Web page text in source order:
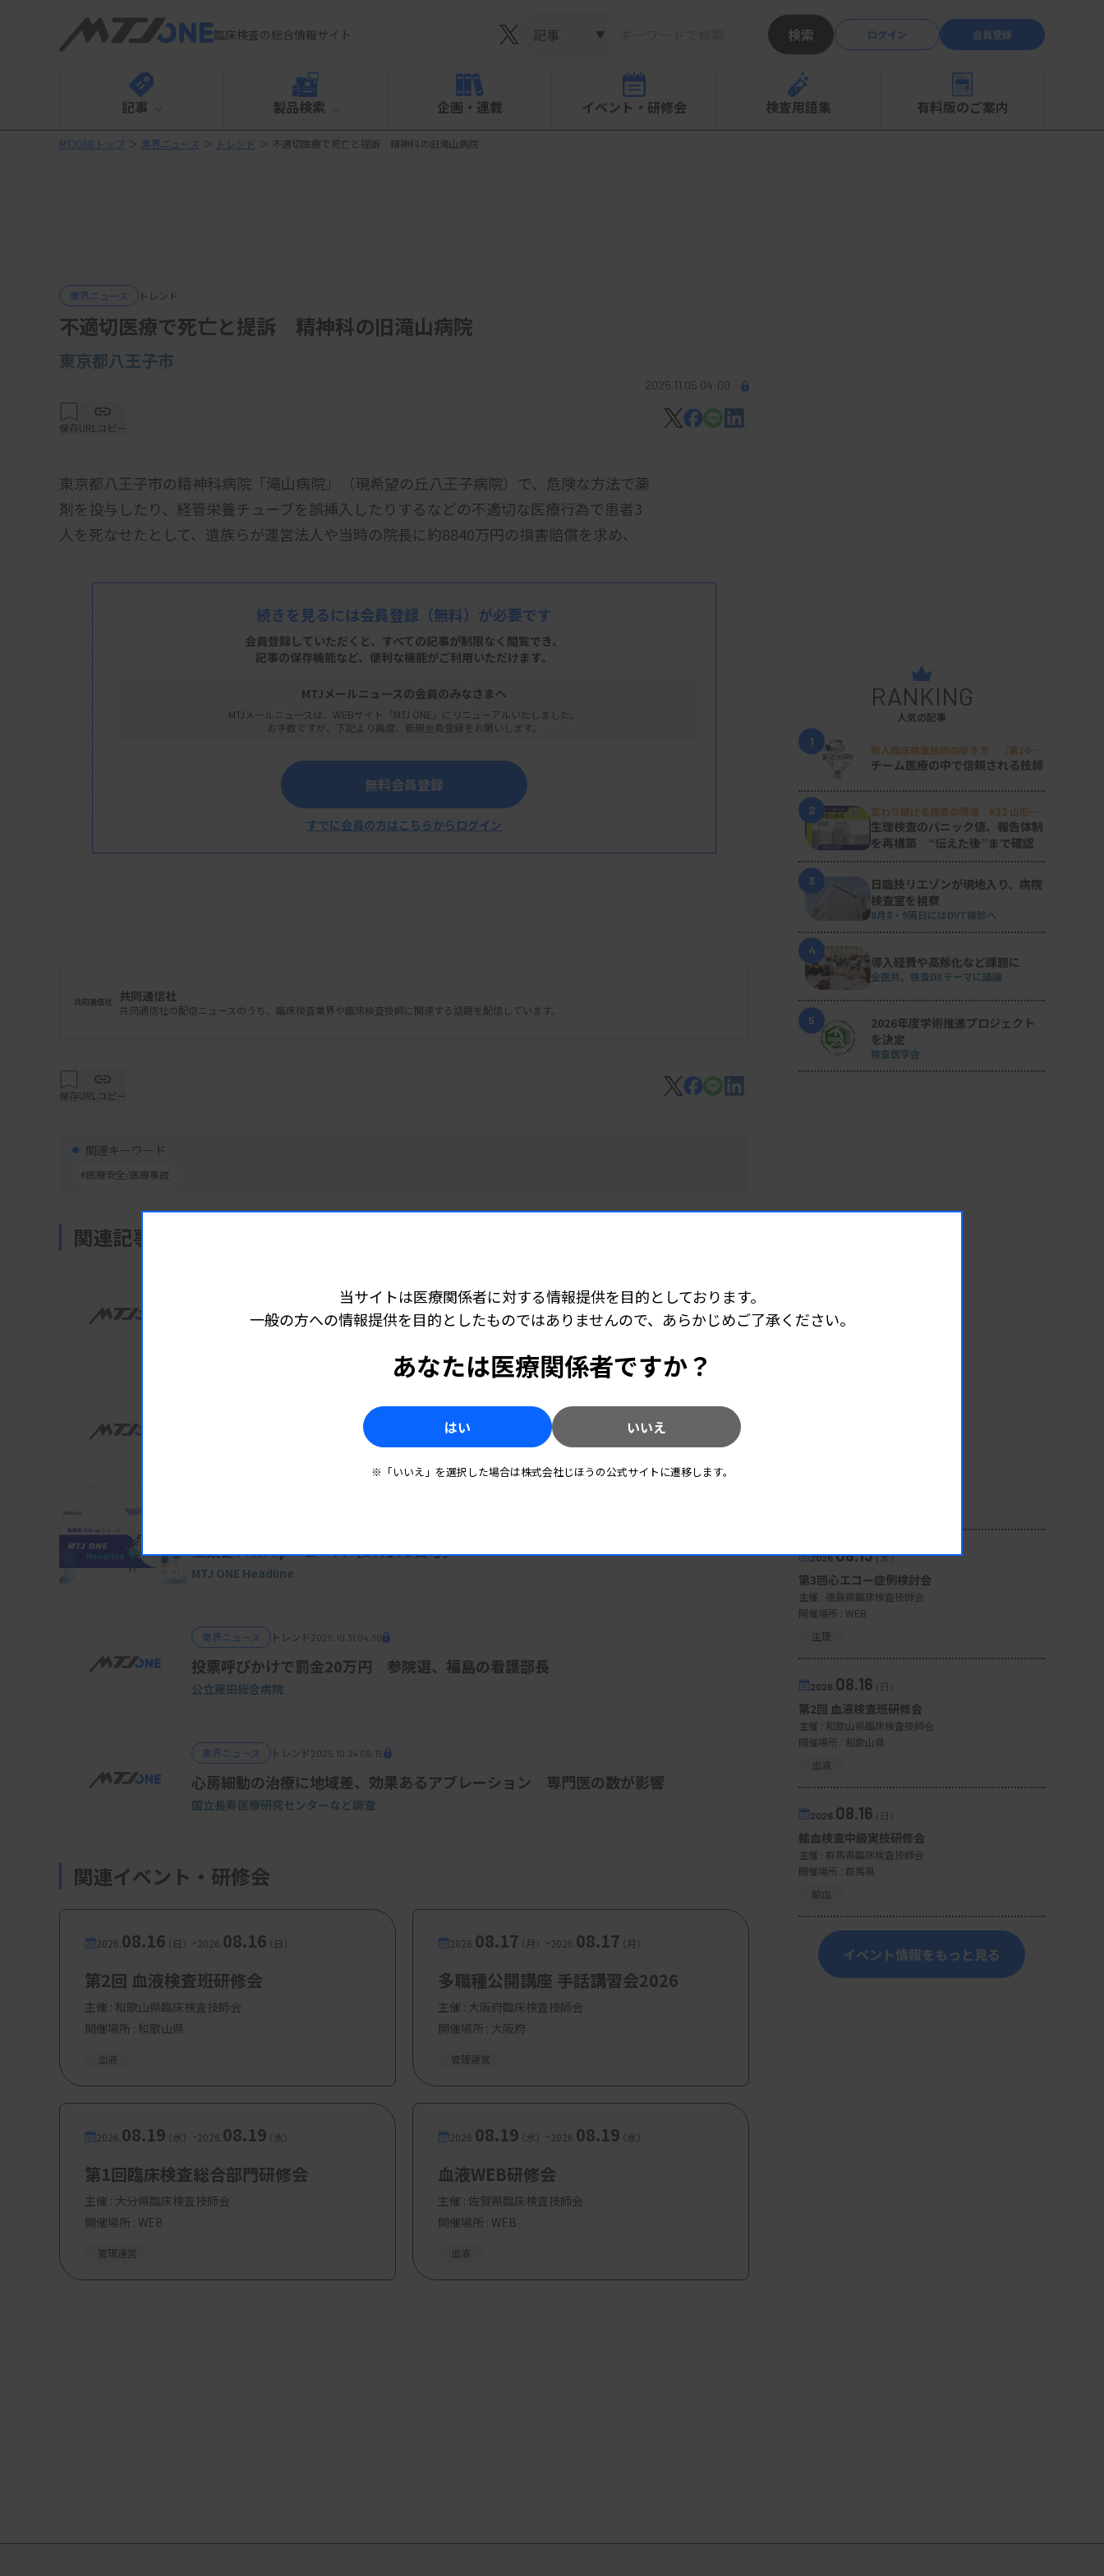
臨床検査の総合情報サイト ▼ 検索 ログイン 会員登録
記事 製品検索 企画・連載 イベント・研修会 検査用語集 有料版のご案内
MTJONEトップ ＞ 業界ニュース ＞ トレンド ＞ 不適切医療で死亡と提訴 精神科の旧滝山病院
業界ニュース トレンド
不適切医療で死亡と提訴 精神科の旧滝山病院
東京都八王子市
2025.11.05 04:00
保存URLコピー
東京都八王子市の精神科病院「滝山病院」（現希望の丘八王子病院）で、危険な方法で薬
剤を投与したり、経管栄養チューブを誤挿入したりするなどの不適切な医療行為で患者3
人を死なせたとして、遺族らが運営法人や当時の院長に約8840万円の損害賠償を求め、
ナーゼ」の持続投与を開始。出血が促され、胸腔内に血液がたまる「血胸」が悪化した後
も投与を続け、最終的に多臓器不全で22年1月に77歳で死亡した。院長は投与の根拠とし
また、右足に重い血流障害があった別の患者に必要な措置をせず、壊疽させた他、胃管チ
ューブの先端を誤挿入した上で栄養剤を投与し、死亡させたと主張。さらに別の患者に
は、同じ姿勢で寝たきりになった時などにできる「褥瘡」を発生させ、感染症により死亡
記者会見した川崎さんの長男は「父はきちんと治療を受けていたと思っていた。治療され
続きを見るには会員登録 （無料）が必要です
会員登録していただくと、すべての記事が制限なく閲覧でき、
記事の保存機能など、便利な機能がご利用いただけます。
MTJメールニュースの会員のみなさまへ
MTJメールニュースは、WEBサイト「MTJ ONE」にリニューアルいたしました。
お手数ですが、下記より再度、新規会員登録をお願いします。
無料会員登録
すでに会員の方はこちらからログイン
共同通信社
共同通信社の配信ニュースのうち、臨床検査業界や臨床検査技師に関連する話題を配信しています。
保存URLコピー
関連キーワード
#医療安全/医療事故
関連記事
2025.11.03 04:45
拘置所の医療「不適切」 国に150万円賠償命令
2025.11.03 04:00
作業療法士を懲戒解雇 少女と性交し有罪
編集部Pick upニュース［10月31日号］
MTJ ONE Headline
業界ニュース トレンド 2025.10.31 04:30
投票呼びかけで罰金20万円 参院選、福島の看護部長
公立藤田総合病院
業界ニュース トレンド 2025.10.24 06:15
心房細動の治療に地域差、効果あるアブレーション 専門医の数が影響
国立長寿医療研究センターなど調査
関連イベント・研修会
2026. 08.16（日） -2026. 08.16（日）
第2回 血液検査班研修会
主催 : 和歌山県臨床検査技師会
開催場所 : 和歌山県
血液
2026. 08.17（月） -2026. 08.17（月）
多職種公開講座 手話講習会2026
主催 : 大阪府臨床検査技師会
開催場所 : 大阪府
管理運営
2026. 08.19（水） -2026. 08.19（水）
第1回臨床検査総合部門研修会
主催 : 大分県臨床検査技師会
開催場所 : WEB
管理運営
2026. 08.19（水） -2026. 08.19（水）
血液WEB研修会
主催 : 佐賀県臨床検査技師会
開催場所 : WEB
血液
RANKING
人気の記事
1
新人臨床検査技師の歩き方 ［第16
回］
チーム医療の中で信頼される技師
2
変わり続ける検査の現場 #32 山形済
生病院
生理検査のパニック値、報告体制
を再構築 “伝えた後”まで確認
3
日臨技リエゾンが現地入り、病院
検査室を視察
8月8・9両日にはDVT検診へ
4
導入経費や高齢化など課題に
全医共、検査DXテーマに議論
5
2026年度学術推進プロジェクト
を決定
検査医学会
2026.08.13（木）
第3回心エコー症例検討会
主催 : 徳島県臨床検査技師会
開催場所 : WEB
生理
2026. 08.16（日）
第2回 血液検査班研修会
主催 : 和歌山県臨床検査技師会
開催場所 : 和歌山県
血液
2026. 08.16（日）
輸血検査中級実技研修会
主催 : 群馬県臨床検査技師会
開催場所 : 群馬県
輸血
イベント情報をもっと見る
当サイトは医療関係者に対する情報提供を目的としております。
一般の方への情報提供を目的としたものではありませんので、あらかじめご了承ください。
あなたは医療関係者ですか？
はい いいえ
※「いいえ」を選択した場合は株式会社じほうの公式サイトに遷移します。